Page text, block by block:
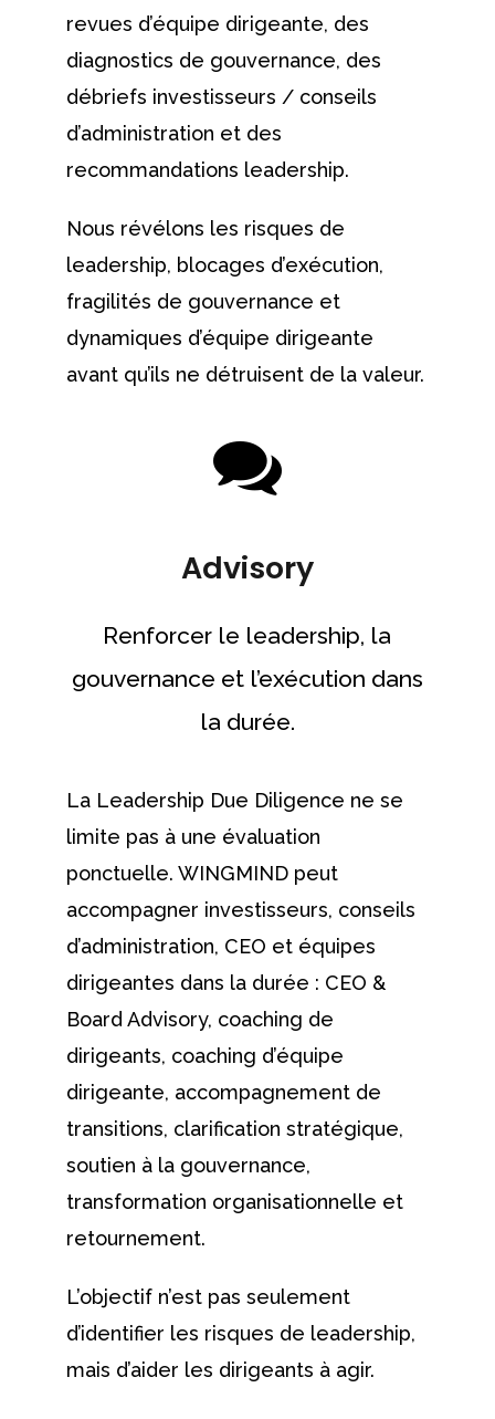
revues d’équipe dirigeante, des
diagnostics de gouvernance, des
débriefs investisseurs / conseils
d’administration et des
recommandations leadership.
Nous révélons les risques de
leadership, blocages d’exécution,
fragilités de gouvernance et
dynamiques d’équipe dirigeante
avant qu’ils ne détruisent de la valeur.
Advisory
Renforcer le leadership, la
gouvernance et l’exécution dans
la durée.
La Leadership Due Diligence ne se
limite pas à une évaluation
ponctuelle. WINGMIND peut
accompagner investisseurs, conseils
d’administration, CEO et équipes
dirigeantes dans la durée : CEO &
Board Advisory, coaching de
dirigeants, coaching d’équipe
dirigeante, accompagnement de
transitions, clarification stratégique,
soutien à la gouvernance,
transformation organisationnelle et
retournement.
L’objectif n’est pas seulement
d’identifier les risques de leadership,
mais d’aider les dirigeants à agir.